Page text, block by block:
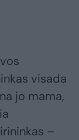
visada
jo mama,
–